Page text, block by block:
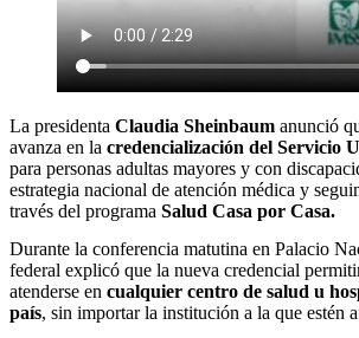
La presidenta Claudia Sheinbaum anunció
avanza en la credencialización del Servicio
para personas adultas mayores y con
estrategia nacional de atención médica y
través del programa Salud Casa por Casa.
Durante la conferencia matutina en Palacio
federal explicó que la nueva credencial
atenderse en cualquier centro de salud u
país, sin importar la institución a la que estén